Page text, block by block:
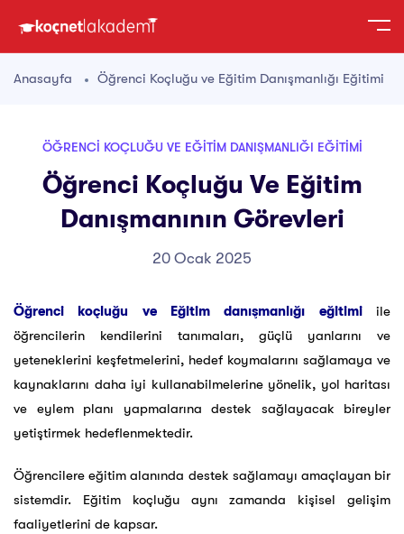
Anasayfa Öğrenci Koçluğu ve Eğitim Danışmanlığı Eğitimi
ÖĞRENCI KOÇLUĞU VE EĞITIM DANIŞMANLIĞI EĞITIMI
Öğrenci Koçluğu Ve Eğitim
Danışmanının Görevleri
20 Ocak 2025
Öğrenci koçluğu ve Eğitim danışmanlığı eğitimiile
öğrencilerin kendilerini tanımaları, güçlü yanlarını ve
yeteneklerini keşfetmelerini, hedef koymalarını sağlamaya ve
kaynaklarını daha iyi kullanabilmelerine yönelik, yol haritası
ve eylem planı yapmalarına destek sağlayacak bireyler
yetiştirmek hedeflenmektedir.
Öğrencilere eğitim alanında destek sağlamayı amaçlayan bir
sistemdir. Eğitim koçluğu aynı zamanda kişisel gelişim
faaliyetlerini de kapsar.